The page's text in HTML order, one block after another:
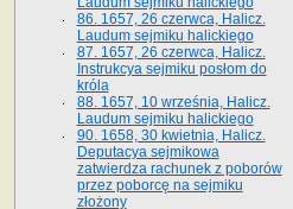
86. 1657, 26 czerwca, Halicz.
Laudum sejmiku halickiego
87. 1657, 26 czerwca, Halicz.
Instrukcya sejmiku posłom do
króla
88. 1657, 10 września, Halicz.
Laudum sejmiku halickiego
90. 1658, 30 kwietnia, Halicz.
Deputacya sejmikowa
zatwierdza rachunek z poborów
przez poborcę na sejmiku
złożony